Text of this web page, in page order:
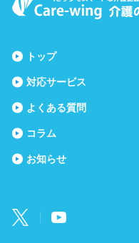
トップ
対応サービス
よくある質問
コラム
お知らせ